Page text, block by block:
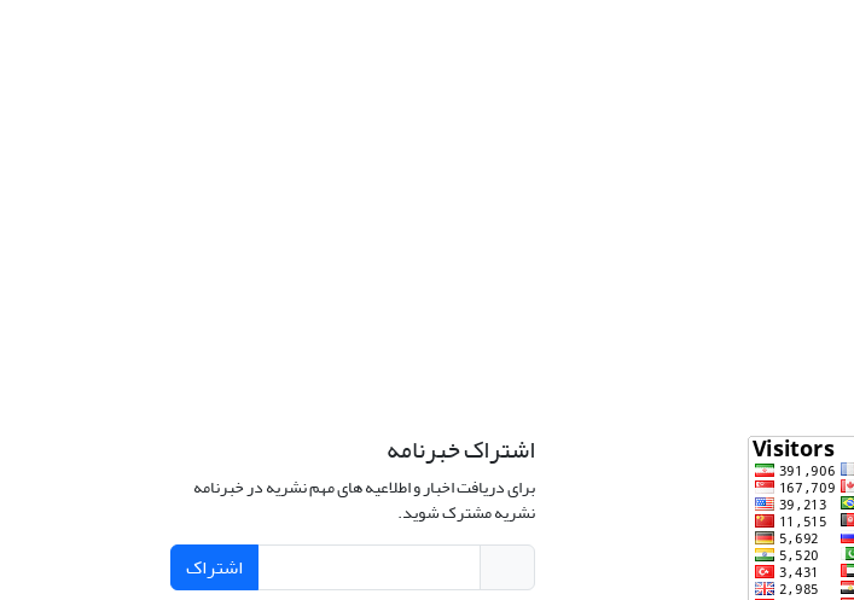
اشتراک خبرنامه
برای دریافت اخبار و اطلاعیه های مهم نشریه در خبرنامه
نشریه مشترک شوید.
اشتراک